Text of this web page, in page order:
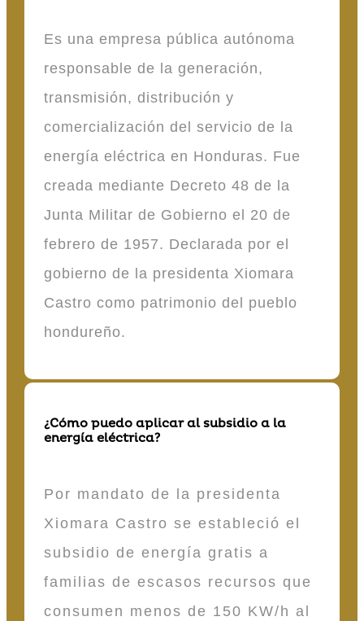
Es una empresa pública autónoma
responsable de la generación,
transmisión, distribución y
comercialización del servicio de la
energía eléctrica en Honduras. Fue
creada mediante Decreto 48 de la
Junta Militar de Gobierno el 20 de
febrero de 1957. Declarada por el
gobierno de la presidenta Xiomara
Castro como patrimonio del pueblo
hondureño.
¿Cómo puedo aplicar al subsidio a la
energía eléctrica?
Por mandato de la presidenta
Xiomara Castro se estableció el
subsidio de energía gratis a
familias de escasos recursos que
consumen menos de 150 KW/h al